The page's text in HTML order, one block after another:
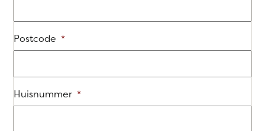
Postcode *
Huisnummer *